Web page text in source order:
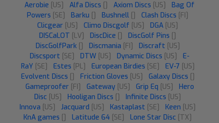
Aerobie [US] Alfa Discs Axiom Discs [US]
Bag Of
Powers [SE] Barku Bushnell Clash Discs [FI]
Clicgear [US] Climo Discgolf [US] DGA [US]
DISCaLOT [LV] DiscDice DiscGolf Pins
DiscGolfPark
Discmania [FI] Discraft [US]
Discsport [SE] DTW [US] Dynamic Discs [US]
E-
RaY [SE] Estes [PL] European Birdies [SE] EV-7 [US]
Evolvent Discs
Friction Gloves [US] Galaxy Discs
Gameproofer [FI] Gateway [US] Grip Eq [US]
Hero
Disc [US] Hooligan Discs Infinite Discs [US]
Innova [US] Jacquard [US] Kastaplast [SE] Keen [US]
KnA games
Latitude 64 [SE] Lone Star Disc [TX]